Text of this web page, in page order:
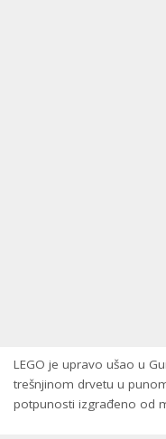
LEGO je upravo ušao u
trešnjinom drvetu u
potpunosti izgrađeno od